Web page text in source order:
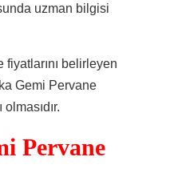
uzman bilgisi
belirleyen
Gemi Pervane
Pervane